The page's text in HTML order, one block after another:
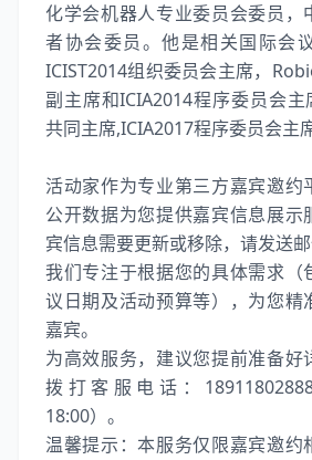
化学会机器人专业委员会委员，
者协会委员。他是相关国际会
ICIST2014组织委员会主席，
副主席和ICIA2014程序委员会主
共同主席,ICIA2017程序委员会主
活动家作为专业第三方嘉宾邀约
公开数据为您提供嘉宾信息展示
宾信息需要更新或移除，请发送邮
我们专注于根据您的具体需求（
议日期及活动预算等），为您精
嘉宾。
为高效服务，建议您提前准备好
拨打客服电话：
18:00）。
温馨提示：本服务仅限嘉宾邀约